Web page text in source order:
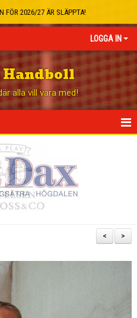
FÖR 2026/27 ÄR SLÄPPTA!
LOGGA IN
Handboll
alla vill vara med!
>
<